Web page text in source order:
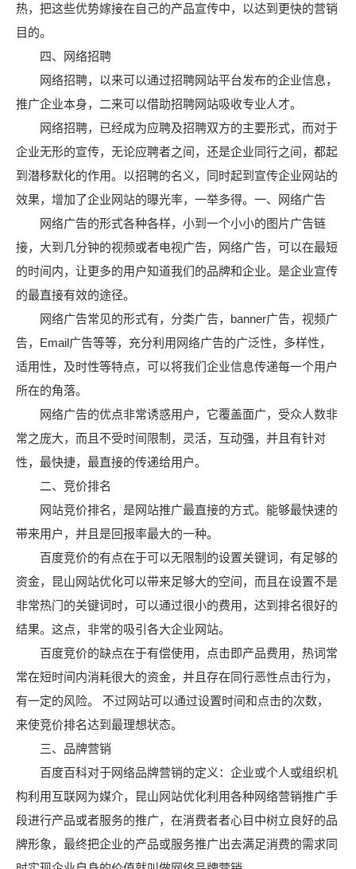
热，把这些优势嫁接在自己的产品宣传中，以达到更快的营销
目的。
四、网络招聘
网络招聘，以来可以通过招聘网站平台发布的企业信息，
推广企业本身，二来可以借助招聘网站吸收专业人才。
网络招聘，已经成为应聘及招聘双方的主要形式，而对于
企业无形的宣传，无论应聘者之间，还是企业同行之间，都起
到潜移默化的作用。以招聘的名义，同时起到宣传企业网站的
效果，增加了企业网站的曝光率，一举多得。一、网络广告
网络广告的形式各种各样，小到一个小小的图片广告链
接，大到几分钟的视频或者电视广告，网络广告，可以在最短
的时间内，让更多的用户知道我们的品牌和企业。是企业宣传
的最直接有效的途径。
网络广告常见的形式有，分类广告，banner广告，视频广
告，Email广告等等，充分利用网络广告的广泛性，多样性，
适用性，及时性等特点，可以将我们企业信息传递每一个用户
所在的角落。
网络广告的优点非常诱惑用户，它覆盖面广，受众人数非
常之庞大，而且不受时间限制，灵活，互动强，并且有针对
性，最快捷，最直接的传递给用户。
二、竞价排名
网站竞价排名，是网站推广最直接的方式。能够最快速的
带来用户，并且是回报率最大的一种。
百度竞价的有点在于可以无限制的设置关键词，有足够的
资金，昆山网站优化可以带来足够大的空间，而且在设置不是
非常热门的关键词时，可以通过很小的费用，达到排名很好的
结果。这点，非常的吸引各大企业网站。
百度竞价的缺点在于有偿使用，点击即产品费用，热词常
常在短时间内消耗很大的资金，并且存在同行恶性点击行为，
有一定的风险。 不过网站可以通过设置时间和点击的次数，
来使竞价排名达到最理想状态。
三、品牌营销
百度百科对于网络品牌营销的定义：企业或个人或组织机
构利用互联网为媒介，昆山网站优化利用各种网络营销推广手
段进行产品或者服务的推广，在消费者者心目中树立良好的品
牌形象，最终把企业的产品或服务推广出去满足消费的需求同